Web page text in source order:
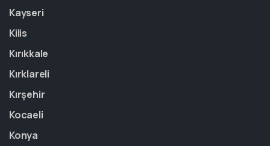
Kayseri
Kilis
Kırıkkale
Kırklareli
Kırşehir
Kocaeli
Konya